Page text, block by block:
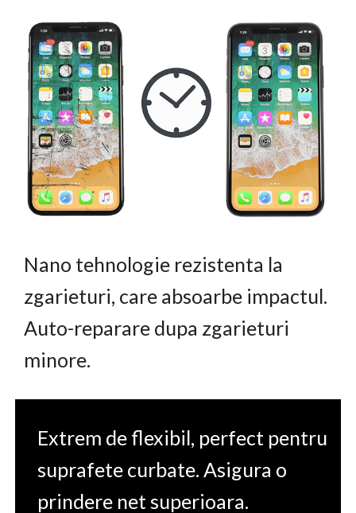
Nano tehnologie rezistenta la
zgarieturi, care absoarbe impactul.
Auto-reparare dupa zgarieturi
minore.
Extrem de flexibil, perfect pentru
suprafete curbate. Asigura o
prindere net superioara.